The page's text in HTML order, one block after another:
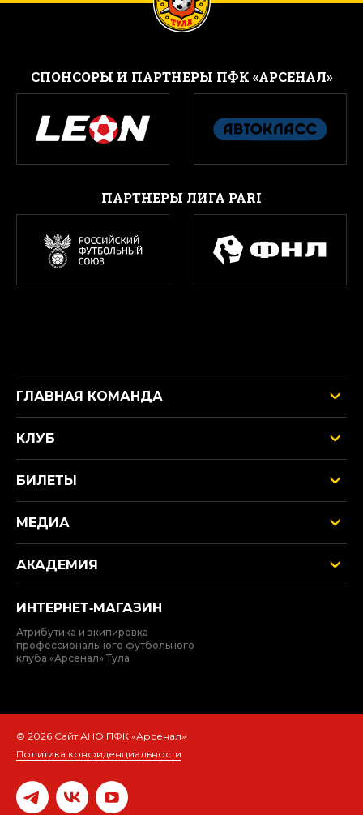
CПОНСОРЫ И ПАРТНЕРЫ ПФК «АРСЕНАЛ»
ПАРТНЕРЫ ЛИГА PARI
ГЛАВНАЯ КОМАНДА
КЛУБ
БИЛЕТЫ
МЕДИА
АКАДЕМИЯ
ИНТЕРНЕТ‑МАГАЗИН
Атрибутика и экипировка
профессионального футбольного
клуба «Арсенал» Тула
© 2026 Сайт АНО ПФК «Арсенал»
Политика конфиденциальности